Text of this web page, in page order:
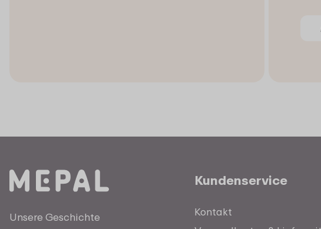
Unsere Geschichte
Kundenservice
Kontakt